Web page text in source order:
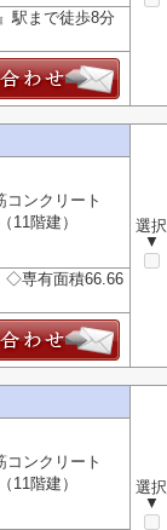
駅まで徒歩8分
選択
▼
コンクリート
11階建）
◇専有面積66.66
選択
▼
コンクリート
11階建）